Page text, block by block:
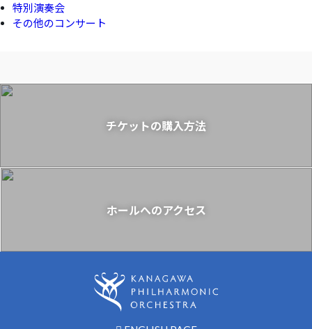
特別演奏会
その他のコンサート
チケットの購入方法
ホールへのアクセス